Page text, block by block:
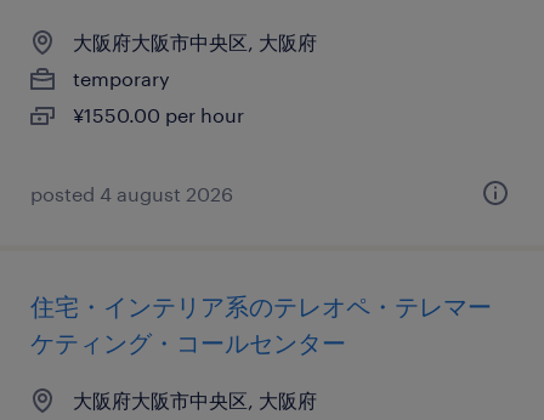
大阪府大阪市中央区, 大阪府
temporary
¥1550.00 per hour
posted 4 august 2026
住宅・インテリア系のテレオペ・テレマー
ケティング・コールセンター
大阪府大阪市中央区, 大阪府